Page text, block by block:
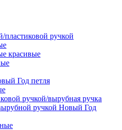
пластиковой ручкой
красивые
Год петля
ручкой/вырубная ручка
ручкой Новый Год